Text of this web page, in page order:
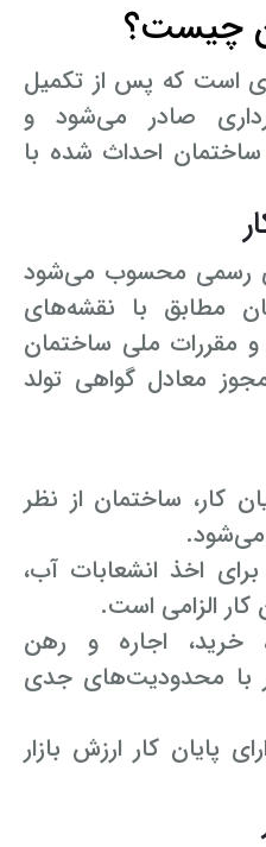
چیست؟
است که پس از تکمیل
صادر می‌شود و
احداث شده با
رسمی محسوب می‌شود
مطابق با نقشه‌های
و مقررات ملی ساختمان
معادل گواهی تولد
کار، ساختمان از نظر
می‌شود.
اخذ انشعابات آب،
کار الزامی است.
اجاره و رهن
با محدودیت‌های جدی
پایان کار ارزش بازار